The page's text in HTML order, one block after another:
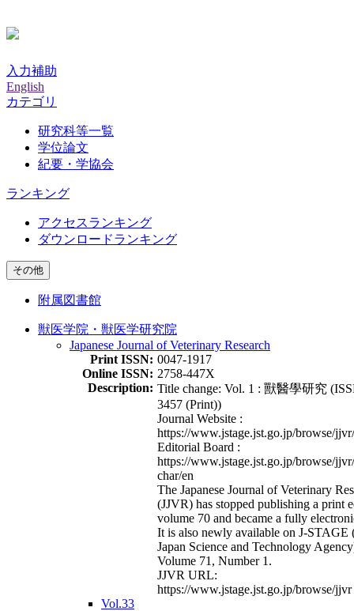
入力補助
English
カテゴリ
研究科等一覧
学位論文
紀要・学協会
ランキング
アクセスランキング
ダウンロードランキング
その他
附属図書館
獣医学院・獣医学研究院
Japanese Journal of Veterinary Research
Print ISSN: 0047-1917
Online ISSN: 2758-447X
Description: Title change: Vol. 1 : 獸醫學研究
3457 (Print))
Journal Website :
https://www.jstage.jst.go.jp/browse/
Editorial Board :
https://www.jstage.jst.go.jp/browse/
char/en
The Japanese Journal of Veterinary
(JJVR) has stopped publishing a print
volume 70 and became a fully
It is also newly available on J-STAGE
Japan Science and Technology
Volume 71, Number 1.
JJVR URL:
https://www.jstage.jst.go.jp/browse/jjvr
Vol.33